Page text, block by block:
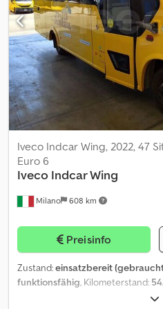
Leistung: 100 kW (136 CV/HP) -
Iveco F1CFA401C*J Ausstattung: -
Dkjdpeztlv Uofx Ahzjr - Retarder -
Standheizung Verkauft von
Marktplatz für gebrauchte Busse.
Milano 608 km
Iveco Indcar Wing, 2022, 47
Euro 6
Iveco Indcar Wing
Preisinfo
Zustand:einsatzbereit
funktionsfähig, Kilometerstand:
06/2022